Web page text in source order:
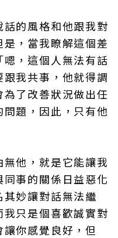
的風格和他跟我對
，當我瞭解這個差
，這個人無法有話
我共事，他就得調
了改善狀況做出任
題，因此，只有他
他，就是它能讓我
事的關係日益惡化
妙讓對話無法繼
只是個喜歡誠實對
你感覺良好，但